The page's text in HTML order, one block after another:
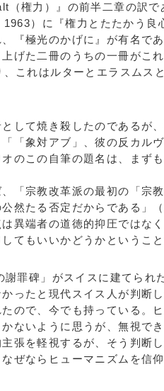
権力）』の前半二章の訳で
）に『権力とたたかう良
『極光のかげに』が有名であ
げた二冊のうちの一冊がこ
これはルターとエラスムス
して焼き殺したのであるが
「象対アブ」、彼の反カル
のこの自筆の題名は、まず
「宗教改革派の最初の「宗
然たる否定だからである」
異端者の道徳的抑圧ではな
てもいいかどうかというこ
罪碑」がスイスに建てられ
ったと現代スイス人が判断
ので、今でも持っている。
ないように思うが、無視で
張を軽視するが、そう判断
ぜならヒューマニズムを信